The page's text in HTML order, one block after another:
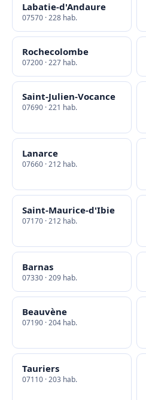
Labatie-d'Andaure
07570 · 228 hab.
Rochecolombe
07200 · 227 hab.
Saint-Julien-Vocance
07690 · 221 hab.
Lanarce
07660 · 212 hab.
Saint-Maurice-d'Ibie
07170 · 212 hab.
Barnas
07330 · 209 hab.
Beauvène
07190 · 204 hab.
Tauriers
07110 · 203 hab.